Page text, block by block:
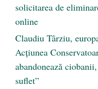
solicitarea de
online
Claudiu Târziu,
Acțiunea
abandonează
suflet”